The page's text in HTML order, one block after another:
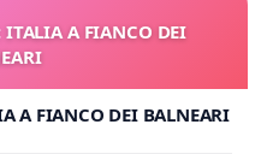
ITALIA A FIANCO DEI
A FIANCO DEI BALNEARI